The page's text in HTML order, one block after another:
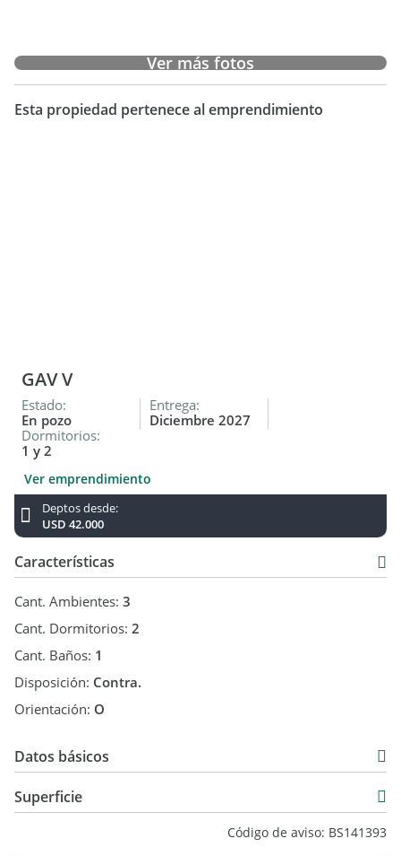
Ver más fotos
Esta propiedad pertenece al emprendimiento
GAV V
Estado:
En pozo
Entrega:
Diciembre 2027
Dormitorios:
1 y 2
Ver emprendimiento
Deptos desde:
USD 42.000
Características
Cant. Ambientes: 3
Cant. Dormitorios: 2
Cant. Baños: 1
Disposición: Contra.
Orientación: O
Datos básicos
Venta
Superficie
Código de aviso: BS141393